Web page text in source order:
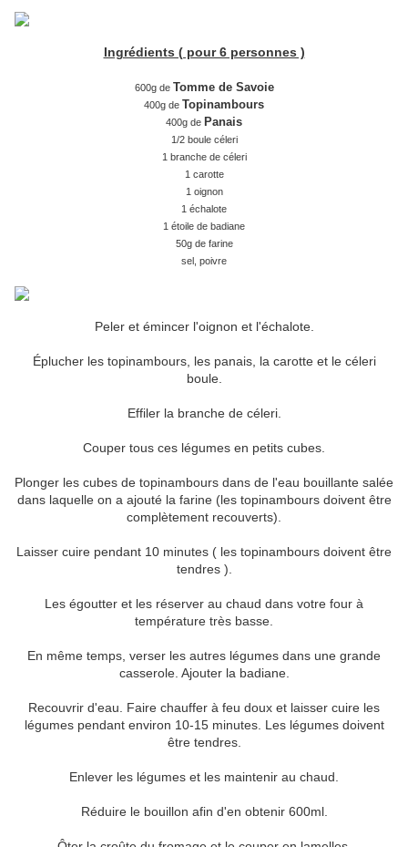
Ingrédients ( pour 6 personnes )
600g de Tomme de Savoie
400g de Topinambours
400g de Panais
1/2 boule céleri
1 branche de céleri
1 carotte
1 oignon
1 échalote
1 étoile de badiane
50g de farine
sel, poivre
Peler et émincer l'oignon et l'échalote.
Éplucher les topinambours, les panais, la carotte et le céleri
boule.
Effiler la branche de céleri.
Couper tous ces légumes en petits cubes.
Plonger les cubes de topinambours dans de l'eau bouillante salée
dans laquelle on a ajouté la farine (les topinambours doivent être
complètement recouverts).
Laisser cuire pendant 10 minutes ( les topinambours doivent être
tendres ).
Les égoutter et les réserver au chaud dans votre four à
température très basse.
En même temps, verser les autres légumes dans une grande
casserole. Ajouter la badiane.
Recouvrir d'eau. Faire chauffer à feu doux et laisser cuire les
légumes pendant environ 10-15 minutes. Les légumes doivent
être tendres.
Enlever les légumes et les maintenir au chaud.
Réduire le bouillon afin d'en obtenir 600ml.